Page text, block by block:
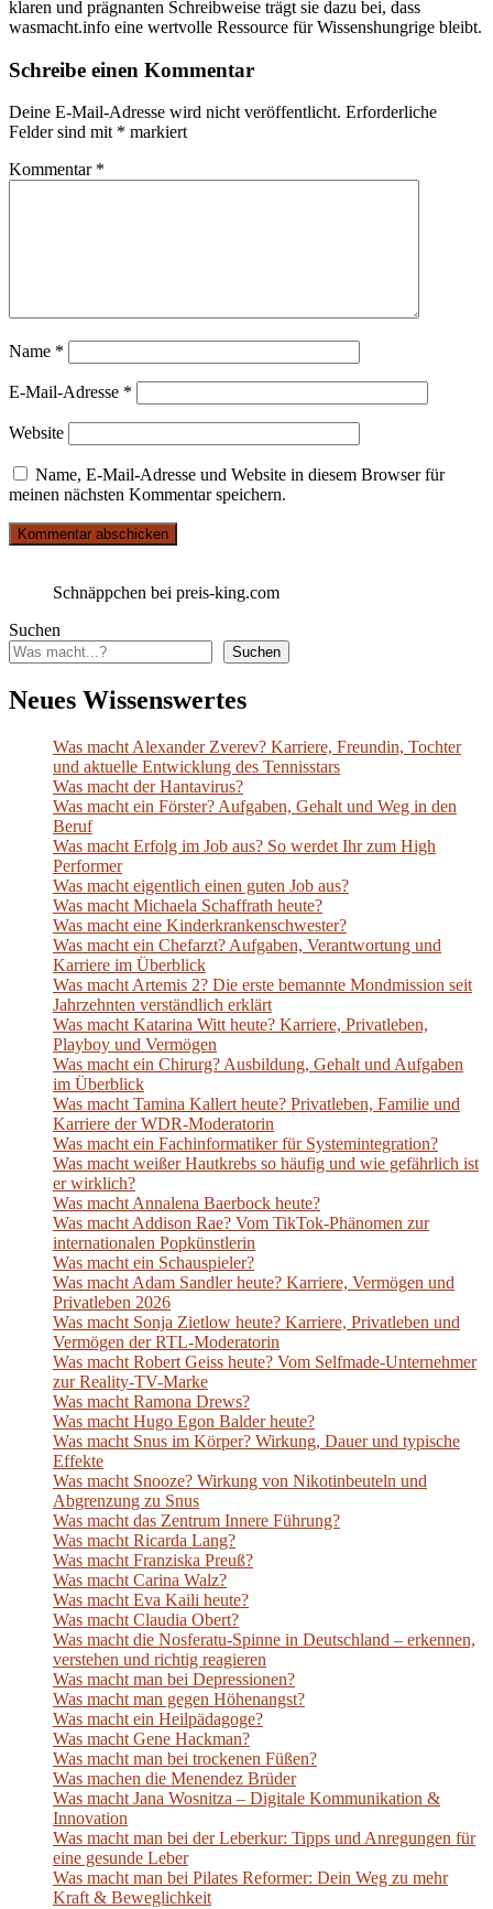
klaren und prägnanten Schreibweise trägt sie dazu bei, dass
wasmacht.info eine wertvolle Ressource für Wissenshungrige bleibt.
Schreibe einen Kommentar
Deine E-Mail-Adresse wird nicht veröffentlicht. Erforderliche
Felder sind mit * markiert
Kommentar *
Name *
E-Mail-Adresse *
Website
Name, E-Mail-Adresse und Website in diesem Browser für
meinen nächsten Kommentar speichern.
Schnäppchen bei preis-king.com
Suchen
Suchen
Neues Wissenswertes
Was macht Alexander Zverev? Karriere, Freundin, Tochter
und aktuelle Entwicklung des Tennisstars
Was macht der Hantavirus?
Was macht ein Förster? Aufgaben, Gehalt und Weg in den
Beruf
Was macht Erfolg im Job aus? So werdet Ihr zum High
Performer
Was macht eigentlich einen guten Job aus?
Was macht Michaela Schaffrath heute?
Was macht eine Kinderkrankenschwester?
Was macht ein Chefarzt? Aufgaben, Verantwortung und
Karriere im Überblick
Was macht Artemis 2? Die erste bemannte Mondmission seit
Jahrzehnten verständlich erklärt
Was macht Katarina Witt heute? Karriere, Privatleben,
Playboy und Vermögen
Was macht ein Chirurg? Ausbildung, Gehalt und Aufgaben
im Überblick
Was macht Tamina Kallert heute? Privatleben, Familie und
Karriere der WDR-Moderatorin
Was macht ein Fachinformatiker für Systemintegration?
Was macht weißer Hautkrebs so häufig und wie gefährlich ist
er wirklich?
Was macht Annalena Baerbock heute?
Was macht Addison Rae? Vom TikTok-Phänomen zur
internationalen Popkünstlerin
Was macht ein Schauspieler?
Was macht Adam Sandler heute? Karriere, Vermögen und
Privatleben 2026
Was macht Sonja Zietlow heute? Karriere, Privatleben und
Vermögen der RTL-Moderatorin
Was macht Robert Geiss heute? Vom Selfmade-Unternehmer
zur Reality-TV-Marke
Was macht Ramona Drews?
Was macht Hugo Egon Balder heute?
Was macht Snus im Körper? Wirkung, Dauer und typische
Effekte
Was macht Snooze? Wirkung von Nikotinbeuteln und
Abgrenzung zu Snus
Was macht das Zentrum Innere Führung?
Was macht Ricarda Lang?
Was macht Franziska Preuß?
Was macht Carina Walz?
Was macht Eva Kaili heute?
Was macht Claudia Obert?
Was macht die Nosferatu-Spinne in Deutschland – erkennen,
verstehen und richtig reagieren
Was macht man bei Depressionen?
Was macht man gegen Höhenangst?
Was macht ein Heilpädagoge?
Was macht Gene Hackman?
Was macht man bei trockenen Füßen?
Was machen die Menendez Brüder
Was macht Jana Wosnitza – Digitale Kommunikation &
Innovation
Was macht man bei der Leberkur: Tipps und Anregungen für
eine gesunde Leber
Was macht man bei Pilates Reformer: Dein Weg zu mehr
Kraft & Beweglichkeit